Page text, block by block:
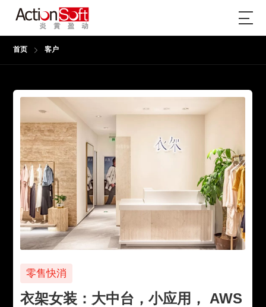
首页 客户
零售快消
衣架女装：大中台，小应用， AWS